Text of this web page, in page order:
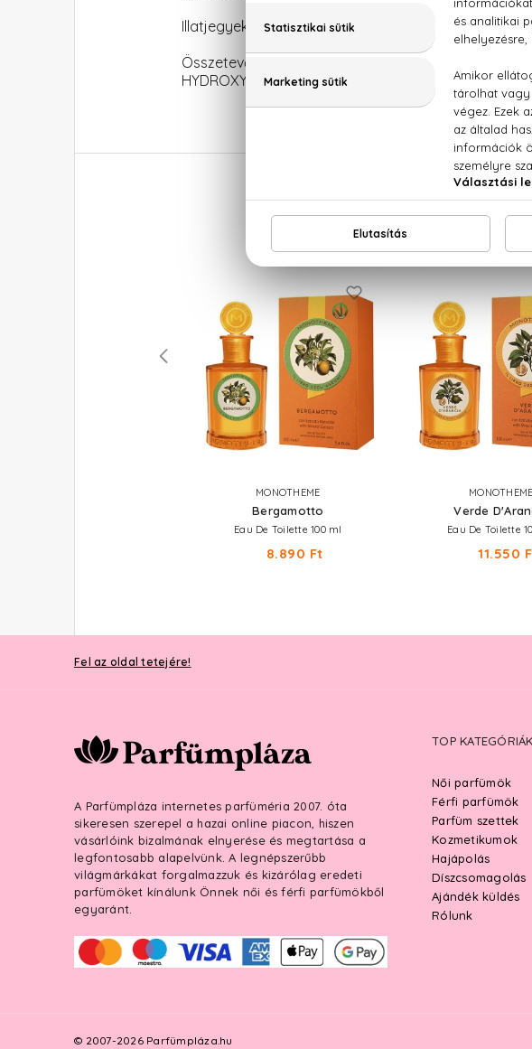
Illatjegyek: narancsvirág
Összetevők: ALCOHOL DENAT., AQUA
HYDROXYHYDROCINNAMATE, LIMONENE, LINALOOL,
MONOTHEME
Bergamotto
Eau De Toilette 100 ml
8.890 Ft
MONOTHEME
Verde
Eau De Toilette
11.550
Fel az oldal tetejére!
A Parfümpláza internetes parfüméria 2007. óta
sikeresen szerepel a hazai online piacon, hiszen
vásárlóink bizalmának elnyerése és megtartása a
legfontosabb alapelvünk. A legnépszerűbb
világmárkákat forgalmazzuk és kizárólag eredeti
parfümöket kínálunk Önnek női és férfi parfümökből
egyaránt.
TOP KATEGÓRIÁK
Női parfümök
Férfi parfümök
Parfüm szettek
Kozmetikumok
Hajápolás
Díszcsomagolás
Ajándék küldés
Rólunk
© 2007-2026 Parfümpláza.hu